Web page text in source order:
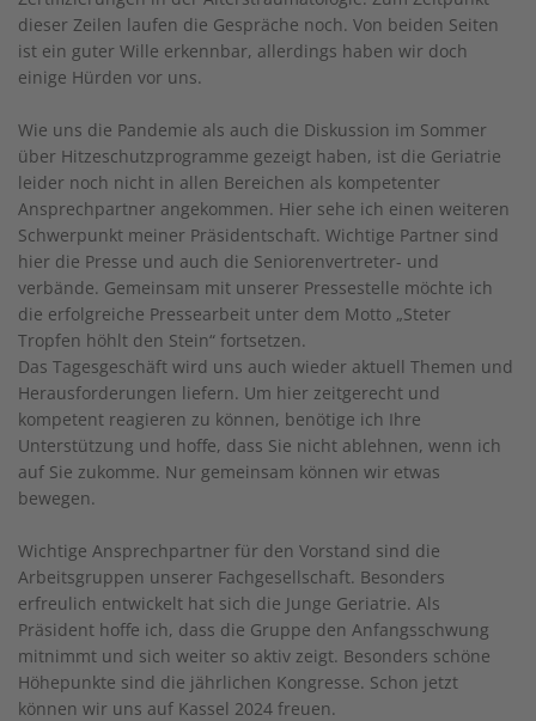
dieser Zeilen laufen die Gespräche noch. Von beiden Seiten
ist ein guter Wille erkennbar, allerdings haben wir doch
einige Hürden vor uns.
Wie uns die Pandemie als auch die Diskussion im Sommer
über Hitzeschutzprogramme gezeigt haben, ist die Geriatrie
leider noch nicht in allen Bereichen als kompetenter
Ansprechpartner angekommen. Hier sehe ich einen weiteren
Schwerpunkt meiner Präsidentschaft. Wichtige Partner sind
hier die Presse und auch die Seniorenvertreter- und
verbände. Gemeinsam mit unserer Pressestelle möchte ich
die erfolgreiche Pressearbeit unter dem Motto „Steter
Tropfen höhlt den Stein“ fortsetzen.
Das Tagesgeschäft wird uns auch wieder aktuell Themen und
Herausforderungen liefern. Um hier zeitgerecht und
kompetent reagieren zu können, benötige ich Ihre
Unterstützung und hoffe, dass Sie nicht ablehnen, wenn ich
auf Sie zukomme. Nur gemeinsam können wir etwas
bewegen.
Wichtige Ansprechpartner für den Vorstand sind die
Arbeitsgruppen unserer Fachgesellschaft. Besonders
erfreulich entwickelt hat sich die Junge Geriatrie. Als
Präsident hoffe ich, dass die Gruppe den Anfangsschwung
mitnimmt und sich weiter so aktiv zeigt. Besonders schöne
Höhepunkte sind die jährlichen Kongresse. Schon jetzt
können wir uns auf Kassel 2024 freuen.